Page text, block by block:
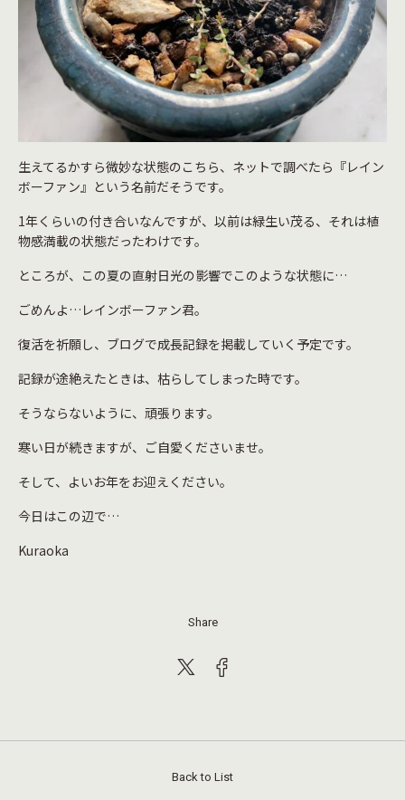
生えてるかすら微妙な状態のこちら、ネットで調べたら『レイン
ボーファン』という名前だそうです。
1年くらいの付き合いなんですが、以前は緑生い茂る、それは植
物感満載の状態だったわけです。
ところが、この夏の直射日光の影響でこのような状態に…
ごめんよ…レインボーファン君。
復活を祈願し、ブログで成長記録を掲載していく予定です。
記録が途絶えたときは、枯らしてしまった時です。
そうならないように、頑張ります。
寒い日が続きますが、ご自愛くださいませ。
そして、よいお年をお迎えください。
今日はこの辺で…
Kuraoka
Share
Back to List